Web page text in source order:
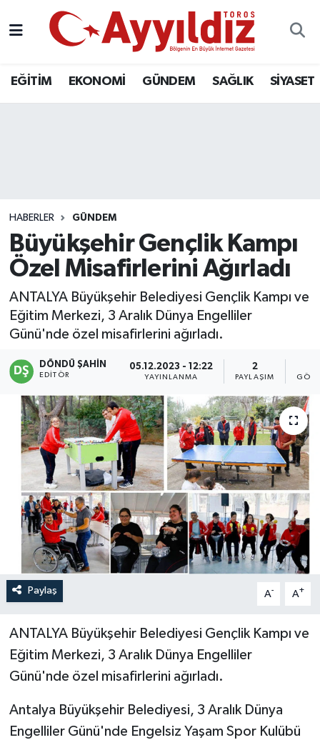
EĞİTİM EKONOMİ GÜNDEM SAĞLIK SİYASET
HABERLER GÜNDEM
Büyükşehir Gençlik Kampı
Özel Misafirlerini Ağırladı
ANTALYA Büyükşehir Belediyesi Gençlik Kampı ve
Eğitim Merkezi, 3 Aralık Dünya Engelliler
Günü'nde özel misafirlerini ağırladı.
DÖNDÜ ŞAHİN
EDITÖR
05.12.2023 - 12:22
YAYINLANMA
2
PAYLAŞIM
Paylaş A- A+
ANTALYA Büyükşehir Belediyesi Gençlik Kampı ve
Eğitim Merkezi, 3 Aralık Dünya Engelliler
Günü'nde özel misafirlerini ağırladı.
Antalya Büyükşehir Belediyesi, 3 Aralık Dünya
Engelliler Günü'nde Engelsiz Yaşam Spor Kulübü